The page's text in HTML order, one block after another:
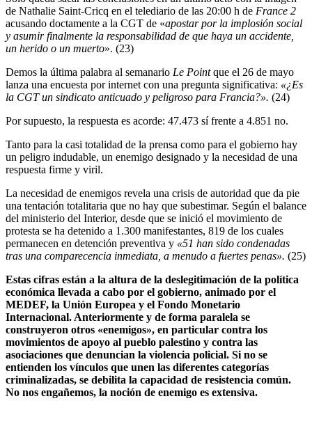
de Nathalie Saint-Cricq en el telediario de las 20:00 h de France 2
acusando doctamente a la CGT de «apostar por la implosión social
y asumir finalmente la responsabilidad de que haya un accidente,
un herido o un muerto». (23)
Demos la última palabra al semanario Le Pointque el 26 de mayo
lanza una encuesta por internet con una pregunta significativa: «¿Es
la CGT un sindicato anticuado y peligroso para Francia?». (24)
Por supuesto, la respuesta es acorde: 47.473 sí frente a 4.851 no.
Tanto para la casi totalidad de la prensa como para el gobierno hay
un peligro indudable, un enemigo designado y la necesidad de una
respuesta firme y viril.
La necesidad de enemigos revela una crisis de autoridad que da pie
una tentación totalitaria que no hay que subestimar. Según el balance
del ministerio del Interior, desde que se inició el movimiento de
protesta se ha detenido a 1.300 manifestantes, 819 de los cuales
permanecen en detención preventiva y «51 han sido condenadas
tras una comparecencia inmediata, a menudo a fuertes penas». (25)
Estas cifras están a la altura de la deslegitimación de la política
económica llevada a cabo por el gobierno, animado por el
MEDEF, la Unión Europea y el Fondo Monetario
Internacional. Anteriormente y de forma paralela se
construyeron otros «enemigos», en particular contra los
movimientos de apoyo al pueblo palestino y contra las
asociaciones que denuncian la violencia policial. Si no se
entienden los vínculos que unen las diferentes categorías
criminalizadas, se debilita la capacidad de resistencia común.
No nos engañemos, la noción de enemigo es extensiva.